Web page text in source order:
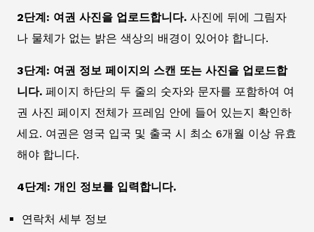
2단계: 여권 사진을 업로드합니다. 사진에 뒤에 그림자
나 물체가 없는 밝은 색상의 배경이 있어야 합니다.
3단계: 여권 정보 페이지의 스캔 또는 사진을 업로드합
니다. 페이지 하단의 두 줄의 숫자와 문자를 포함하여 여
권 사진 페이지 전체가 프레임 안에 들어 있는지 확인하
세요. 여권은 영국 입국 및 출국 시 최소 6개월 이상 유효
해야 합니다.
4단계: 개인 정보를 입력합니다.
연락처 세부 정보